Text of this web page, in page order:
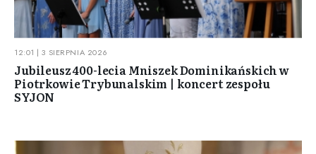
12:01 | 3 SIERPNIA 2026
Jubileusz 400-lecia Mniszek Dominikańskich w
Piotrkowie Trybunalskim | koncert zespołu
SYJON